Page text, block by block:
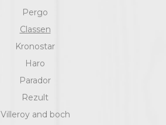
Pergo
Classen
Kronostar
Haro
Parador
Rezult
Villeroy and boch